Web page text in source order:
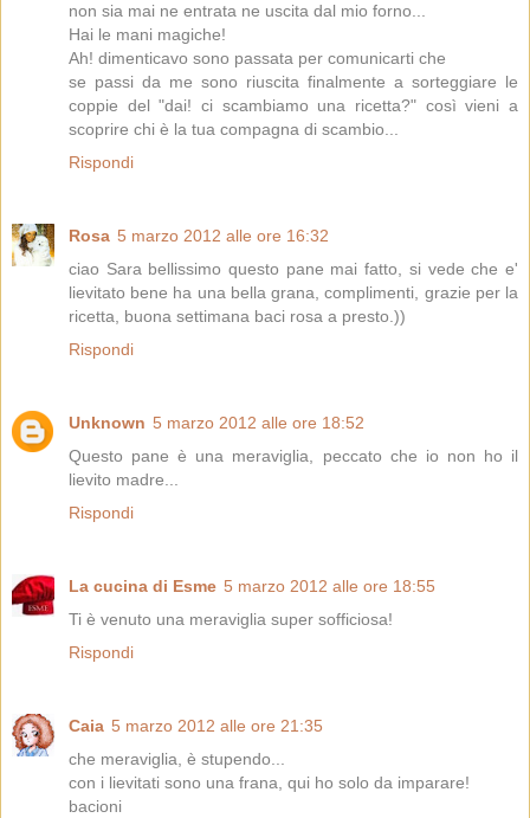
non sia mai ne entrata ne uscita dal mio forno...
Hai le mani magiche!
Ah! dimenticavo sono passata per comunicarti che
se passi da me sono riuscita finalmente a sorteggiare le
coppie del "dai! ci scambiamo una ricetta?" così vieni a
scoprire chi è la tua compagna di scambio...
Rispondi
Rosa 5 marzo 2012 alle ore 16:32
ciao Sara bellissimo questo pane mai fatto, si vede che e'
lievitato bene ha una bella grana, complimenti, grazie per la
ricetta, buona settimana baci rosa a presto.))
Rispondi
Unknown 5 marzo 2012 alle ore 18:52
Questo pane è una meraviglia, peccato che io non ho il
lievito madre...
Rispondi
La cucina di Esme 5 marzo 2012 alle ore 18:55
Ti è venuto una meraviglia super sofficiosa!
Rispondi
Caia 5 marzo 2012 alle ore 21:35
che meraviglia, è stupendo...
con i lievitati sono una frana, qui ho solo da imparare!
bacioni